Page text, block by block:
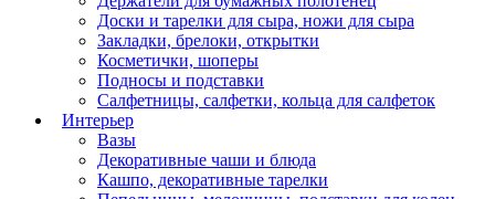
Доски и тарелки для сыра, ножи для сыра
Закладки, брелоки, открытки
Косметички, шоперы
Подносы и подставки
Салфетницы, салфетки, кольца для салфеток
Интерьер
Вазы
Декоративные чаши и блюда
Кашпо, декоративные тарелки